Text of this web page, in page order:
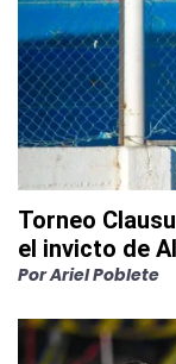
Torneo
el invicto de
PorAriel Poblete